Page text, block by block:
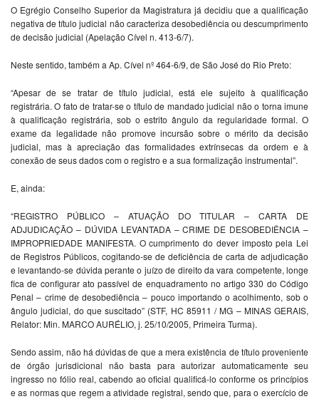
O Egrégio Conselho Superior da Magistratura já decidiu que a qualificação
negativa de título judicial não caracteriza desobediência ou descumprimento
de decisão judicial (Apelação Cível n. 413-6/7).
Neste sentido, também a Ap. Cível nº 464-6/9, de São José do Rio Preto:
“Apesar de se tratar de título judicial, está ele sujeito à qualificação
registrária. O fato de tratar-se o título de mandado judicial não o torna imune
à qualificação registrária, sob o estrito ângulo da regularidade formal. O
exame da legalidade não promove incursão sobre o mérito da decisão
judicial, mas à apreciação das formalidades extrínsecas da ordem e à
conexão de seus dados com o registro e a sua formalização instrumental”.
E, ainda:
“REGISTRO PÚBLICO – ATUAÇÃO DO TITULAR – CARTA DE
ADJUDICAÇÃO – DÚVIDA LEVANTADA – CRIME DE DESOBEDIÊNCIA –
IMPROPRIEDADE MANIFESTA. O cumprimento do dever imposto pela Lei
de Registros Públicos, cogitando-se de deficiência de carta de adjudicação
e levantando-se dúvida perante o juízo de direito da vara competente, longe
fica de configurar ato passível de enquadramento no artigo 330 do Código
Penal – crime de desobediência – pouco importando o acolhimento, sob o
ângulo judicial, do que suscitado” (STF, HC 85911 / MG – MINAS GERAIS,
Relator: Min. MARCO AURÉLIO, j. 25/10/2005, Primeira Turma).
Sendo assim, não há dúvidas de que a mera existência de título proveniente
de órgão jurisdicional não basta para autorizar automaticamente seu
ingresso no fólio real, cabendo ao oficial qualificá-lo conforme os princípios
e as normas que regem a atividade registral, sendo que, para o exercício de